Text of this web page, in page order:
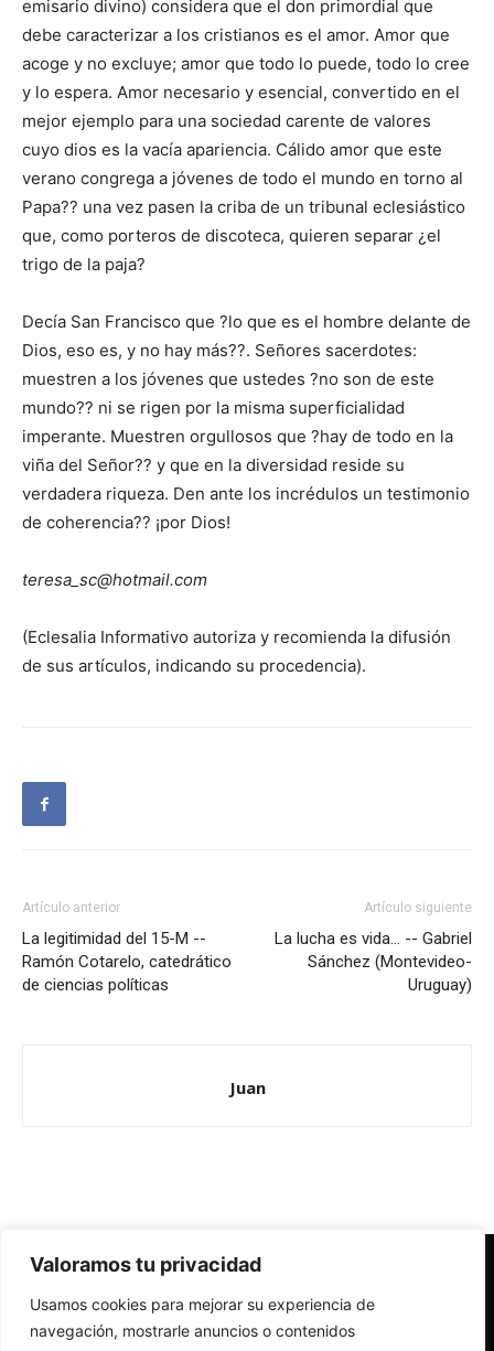
Valoramos tu privacidad
Usamos cookies para mejorar su experiencia de
navegación, mostrarle anuncios o contenidos
emisario divino) considera que el don primordial que
debe caracterizar a los cristianos es el amor. Amor que
acoge y no excluye; amor que todo lo puede, todo lo cree
y lo espera. Amor necesario y esencial, convertido en el
mejor ejemplo para una sociedad carente de valores
cuyo dios es la vacía apariencia. Cálido amor que este
verano congrega a jóvenes de todo el mundo en torno al
Papa?? una vez pasen la criba de un tribunal eclesiástico
que, como porteros de discoteca, quieren separar ¿el
trigo de la paja?
Decía San Francisco que ?lo que es el hombre delante de
Dios, eso es, y no hay más??. Señores sacerdotes:
muestren a los jóvenes que ustedes ?no son de este
mundo?? ni se rigen por la misma superficialidad
imperante. Muestren orgullosos que ?hay de todo en la
viña del Señor?? y que en la diversidad reside su
verdadera riqueza. Den ante los incrédulos un testimonio
de coherencia?? ¡por Dios!
teresa_sc@hotmail.com
(Eclesalia Informativo autoriza y recomienda la difusión
de sus artículos, indicando su procedencia).
Artículo anterior
La legitimidad del 15-M --
Ramón Cotarelo, catedrático
de ciencias políticas
Artículo siguiente
La lucha es vida… -- Gabriel
Sánchez (Montevideo-
Uruguay)
Juan
Redes Cristianas
Una mirada alternativa sobre la Iglesia católica y la sociedad
- Colectivos de Redes Cristianas